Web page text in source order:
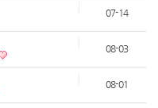
07-14
08-03
08-01